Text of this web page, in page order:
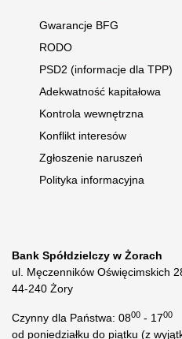
Gwarancje BFG
RODO
PSD2 (informacje dla TPP)
Adekwatność kapitałowa
Kontrola wewnętrzna
Konflikt interesów
Zgłoszenie naruszeń
Polityka informacyjna
Bank Spółdzielczy w Żorach
ul. Męczenników Oświęcimskich
44-240 Żory
Czynny dla Państwa: 0800 - 1700
od poniedziałku do piątku (z